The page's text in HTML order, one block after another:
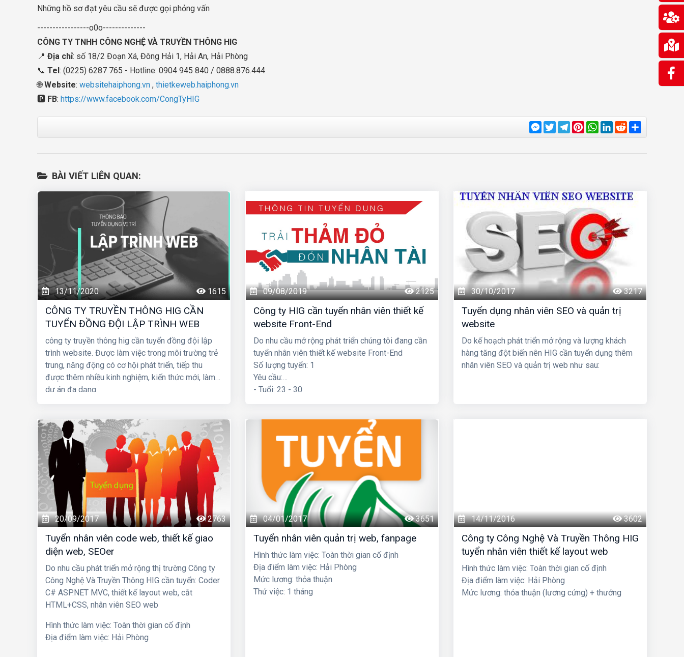
Những hồ sơ đạt yêu cầu sẽ được gọi phỏng vấn
-----------------o0o--------------
CÔNG TY TNHH CÔNG NGHỆ VÀ TRUYỀN THÔNG HIG
📍 Địa chỉ: số 18/2 Đoạn Xá, Đông Hải 1, Hải An, Hải Phòng
📞 Tel: (0225) 6287 765 - Hotline: 0904 945 840 / 0888.876.444
🌐Website: websitehaiphong.vn , thietkeweb.haiphong.vn
🅿️ FB: https://www.facebook.com/CongTyHIG
Messenger
TwitterTelegram
Pinterest
WhatsApp
LinkedIn
Reddit
BÀI VIẾT LIÊN QUAN:
13/11/2020 1615
CÔNG TY TRUYỀN THÔNG HIG CẦN
TUYỂN ĐỒNG ĐỘI LẬP TRÌNH WEB
công ty truyền thông hig cần tuyển đồng đội lập
trình website. Được làm việc trong môi trường trẻ
trung, năng động có cơ hội phát triển, tiếp thu
được thêm nhiều kinh nghiệm, kiến thức mới, làm
dự án đa dạng
09/08/2019 2125
Công ty HIG cần tuyển nhân viên thiết kế
website Front-End
Do nhu cầu mở rộng phát triển chúng tôi đang cần
tuyển nhân viên thiết kế website Front-End
Số lượng tuyển: 1
Yêu cầu:
- Tuổi: 23 - 30
JQuery, Bootstrap (biết code là một lợi thế)
- Biết Photoshop ...
30/10/2017 3217
Tuyển dụng nhân viên SEO và quản trị
website
Do kế hoạch phát triển mở rộng và lượng khách
hàng tăng đột biến nên HIG cần tuyển dụng thêm
nhân viên SEO và quản trị web như sau:
20/09/2017 2763
Tuyển nhân viên code web, thiết kế giao
diện web, SEOer
Do nhu cầu phát triển mở rộng thị trường Công ty
Công Nghệ Và Truyền Thông HIG cần tuyển: Coder
C# ASP.NET MVC, thiết kế layout web, cắt
HTML+CSS, nhân viên SEO web
Hình thức làm việc: Toàn thời gian cố định
Địa điểm làm việc: Hải Phòng
04/01/2017 3651
Tuyển nhân viên quản trị web, fanpage
Hình thức làm việc: Toàn thời gian cố định
Địa điểm làm việc: Hải Phòng
Mức lương: thỏa thuận
Thử việc: 1 tháng
14/11/2016 3602
Công ty Công Nghệ Và Truyền Thông HIG
tuyển nhân viên thiết kế layout web
Hình thức làm việc: Toàn thời gian cố định
Địa điểm làm việc: Hải Phòng
Mức lương: thỏa thuận (lương cứng) + thưởng